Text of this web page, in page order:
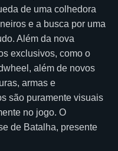
de uma colhedora
e a busca por uma
Além da nova
exclusivos, como o
além de novos
armas e
são puramente visuais
no jogo. O
de Batalha, presente